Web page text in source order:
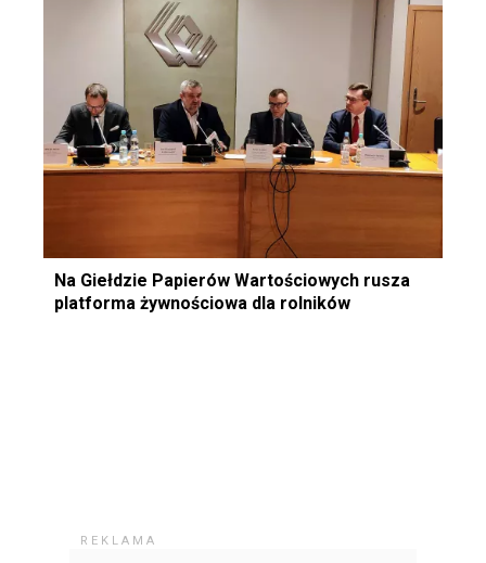
Na Giełdzie Papierów Wartościowych rusza
platforma żywnościowa dla rolników